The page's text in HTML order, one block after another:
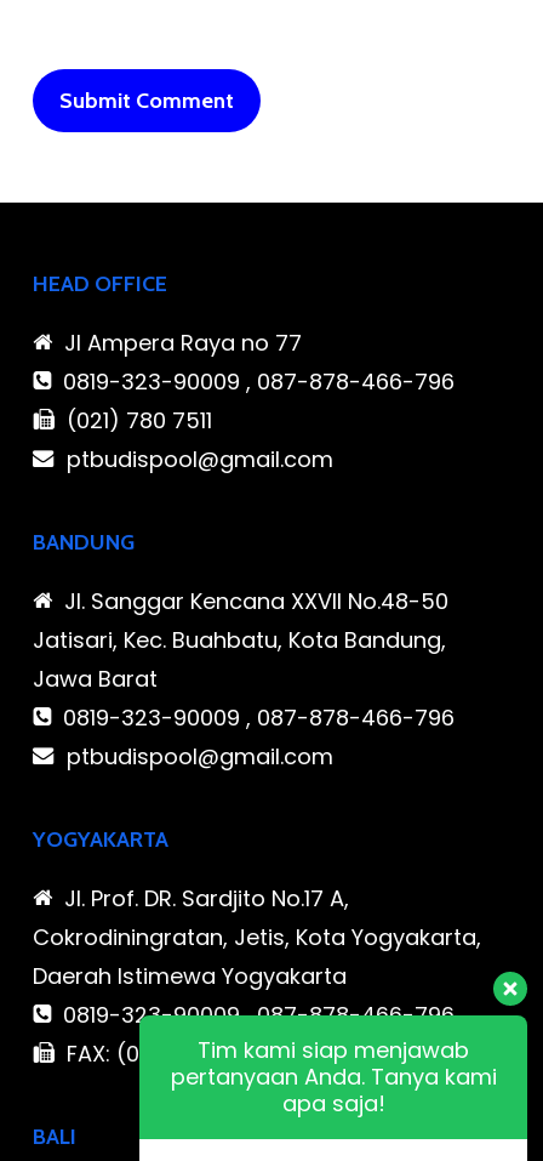
HEAD OFFICE
Jl Ampera Raya no 77
0819-323-90009 , 087-878-466-796
(021) 780 7511
ptbudispool@gmail.com
BANDUNG
Jl. Sanggar Kencana XXVII No.48-50
Jatisari, Kec. Buahbatu, Kota Bandung,
Jawa Barat
0819-323-90009 , 087-878-466-796
ptbudispool@gmail.com
YOGYAKARTA
Jl. Prof. DR. Sardjito No.17 A,
Cokrodiningratan, Jetis, Kota Yogyakarta,
Daerah Istimewa Yogyakarta
0819-323-90009 , 087-878-466-796
FAX: (021) 780 7511
BALI
Tim kami siap menjawab
pertanyaan Anda. Tanya kami
apa saja!